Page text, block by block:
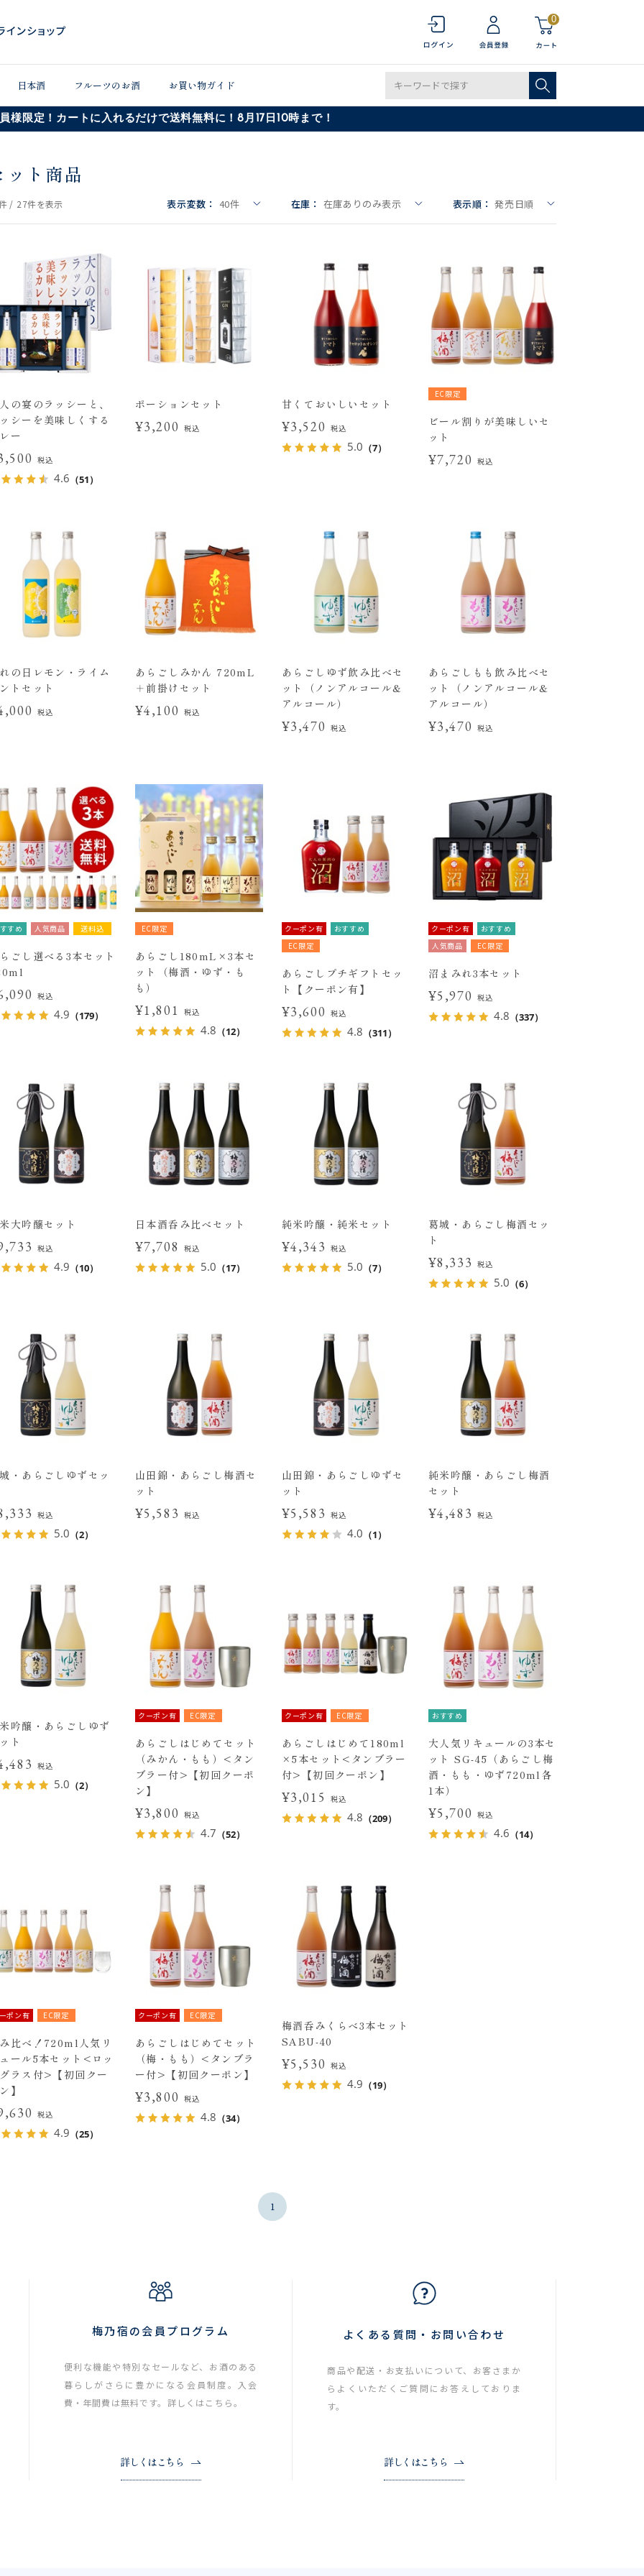
0
日本酒 フルーツのお酒 お買い物ガイド
様限定！カートに入れるだけで送料無料に！8月17日10時まで！
ット商品
/ 27件を表示 表示変数： 40件 在庫： 在庫ありのみ表示 表示順： 発売日順
の宴のラッシーと、
シーを美味しくする
ー
税込
4.6 （51）
ポーションセット
¥3,200 税込
甘くておいしいセット
¥3,520 税込
5.0 （7）
EC限定
ビール割りが美味しいセ
ット
¥7,720 税込
の日レモン・ライム
トセット
税込
あらごしみかん 720mL
＋前掛けセット
¥4,100 税込
あらごしゆず飲み比べセ
ット（ノンアルコール&
アルコール）
¥3,470 税込
あらごしもも飲み比べセ
ット（ノンアルコール&
アルコール）
¥3,470 税込
すめ 人気商品 送料込
ごし選べる3本セット
税込
4.9 （179）
EC限定
あらごし180mL×3本セ
ット（梅酒・ゆず・も
も）
¥1,801 税込
4.8 （12）
クーポン有
おすすめ
EC限定
あらごしプチギフトセッ
ト【クーポン有】
¥3,600 税込
4.8 （311）
クーポン有
おすすめ
人気商品
EC限定
沼まみれ3本セット
¥5,970 税込
4.8 （337）
大吟醸セット
税込
4.9 （10）
日本酒呑み比べセット
¥7,708 税込
5.0 （17）
純米吟醸・純米セット
¥4,343 税込
5.0 （7）
葛城・あらごし梅酒セッ
ト
¥8,333 税込
5.0 （6）
・あらごしゆずセッ
税込
5.0 （2）
山田錦・あらごし梅酒セ
ット
¥5,583 税込
山田錦・あらごしゆずセ
ット
¥5,583 税込
4.0 （1）
純米吟醸・あらごし梅酒
セット
¥4,483 税込
吟醸・あらごしゆず
ト
税込
5.0 （2）
クーポン有 EC限定
あらごしはじめてセット
（みかん・もも）<タン
ブラー付>【初回クーポ
ン】
¥3,800 税込
4.7 （52）
クーポン有 EC限定
あらごしはじめて180ml
×5本セット<タンブラー
付>【初回クーポン】
¥3,015 税込
4.8 （209）
おすすめ
大人気リキュールの3本セ
ット SG-45（あらごし梅
酒・もも・ゆず720ml各
1本）
¥5,700 税込
4.6 （14）
ポン有 EC限定
比べ！720ml人気リ
ール5本セット<ロッ
ラス付>【初回クー
】
税込
4.9 （25）
クーポン有 EC限定
あらごしはじめてセット
（梅・もも）<タンブラ
ー付>【初回クーポン】
¥3,800 税込
4.8 （34）
梅酒呑みくらべ3本セット
SABU-40
¥5,530 税込
4.9 （19）
1
梅乃宿の会員プログラム
便利な機能や特別なセールなど、お酒のある
暮らしがさらに豊かになる会員制度。入会
費・年間費は無料です。詳しくはこちら。
詳しくはこちら
よくある質問・お問い合わせ
商品や配送・お支払いについて、お客さまか
らよくいただくご質問にお答えしておりま
す。
詳しくはこちら